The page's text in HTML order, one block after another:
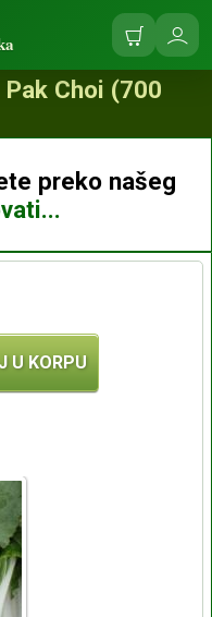
Korpa
se
Pak Choi (700
preko našeg
U KORPU